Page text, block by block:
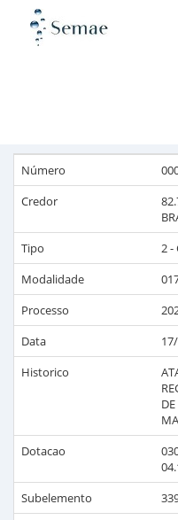
Número
Credor
Tipo
2 -
Modalidade
Processo
Data
Historico
Dotacao
Subelemento